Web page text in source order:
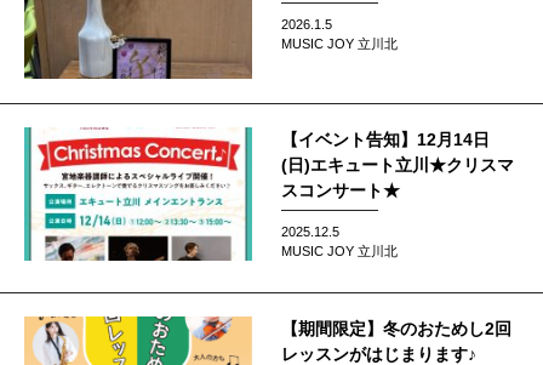
2026.1.5
MUSIC JOY 立川北
【イベント告知】12月14日
(日)エキュート立川★クリスマ
スコンサート★
2025.12.5
MUSIC JOY 立川北
【期間限定】冬のおためし2回
レッスンがはじまります♪